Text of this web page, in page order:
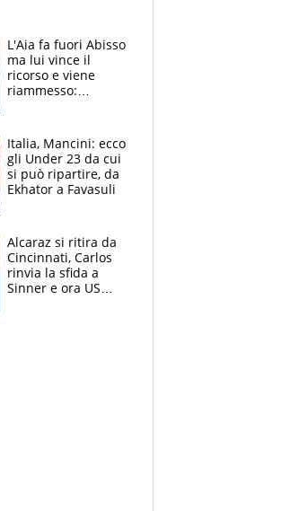
L'Aia fa fuori Abisso
ma lui vince il
ricorso e viene
riammesso:
Italia, Mancini: ecco
gli Under 23 da cui
si può ripartire, da
Ekhator a Favasuli
Alcaraz si ritira da
Cincinnati, Carlos
rinvia la sfida a
Sinner e ora US